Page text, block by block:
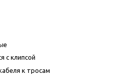
с клипсой
к тросам